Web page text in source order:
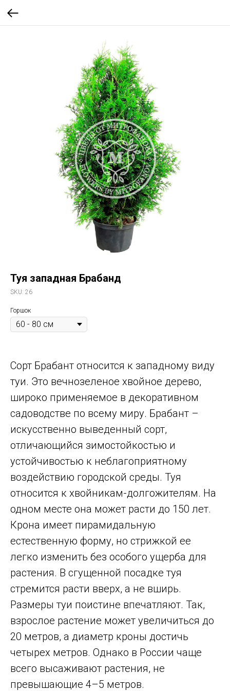
Туя западная Брабанд
SKU: 26
Горшок
Сорт Брабант относится к западному виду
туи. Это вечнозеленое хвойное дерево,
широко применяемое в декоративном
садоводстве по всему миру. Брабант –
искусственно выведенный сорт,
отличающийся зимостойкостью и
устойчивостью к неблагоприятному
воздействию городской среды. Туя
относится к хвойникам-долгожителям. На
одном месте она может расти до 150 лет.
Крона имеет пирамидальную
естественную форму, но стрижкой ее
легко изменить без особого ущерба для
растения. В сгущенной посадке туя
стремится расти вверх, а не вширь.
Размеры туи поистине впечатляют. Так,
взрослое растение может увеличиться до
20 метров, а диаметр кроны достичь
четырех метров. Однако в России чаще
всего высаживают растения, не
превышающие 4–5 метров.